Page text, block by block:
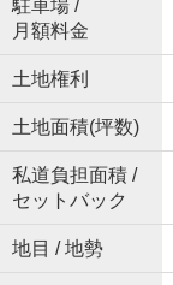
駐車場 /
月額料金
土地権利
土地面積(坪数)
私道負担面積 /
セットバック
地目 / 地勢